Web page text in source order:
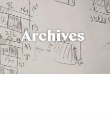
Archives